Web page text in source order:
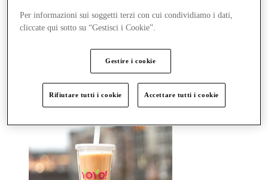
Cosa c'è in programma
Mangia e Bevi
Scopri la regione
Altro
Per informazioni sui soggetti terzi con cui condividiamo i dati,
cliccate qui sotto su “Gestisci i Cookie”.
Gestire i cookie
Rifiutare tutti i cookie Accettare tutti i cookie